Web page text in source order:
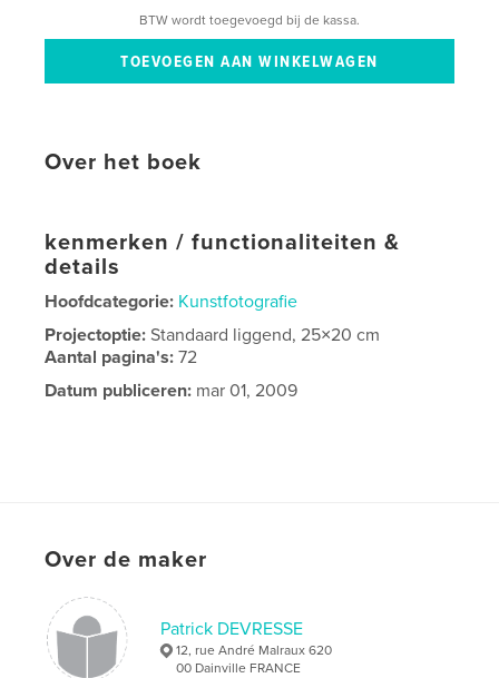
BTW wordt toegevoegd bij de kassa.
Over het boek
kenmerken / functionaliteiten &
details
Hoofdcategorie: Kunstfotografie
Projectoptie:Standaard liggend, 25×20 cm
Aantal pagina's:72
Datum publiceren: mar 01, 2009
Over de maker
Patrick DEVRESSE
12, rue André Malraux 620
00 Dainville FRANCE